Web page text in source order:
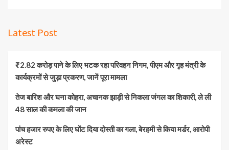
Latest Post
₹2.82 करोड़ पाने के लिए भटक रहा परिवहन निगम, पीएम और गृह मंत्री के
कार्यक्रमों से जुड़ा प्रकरण, जानें पूरा मामला
तेज बारिश और घना कोहरा, अचानक झाड़ी से निकला जंगल का शिकारी, ले ली
48 साल की कमला की जान
पांच हजार रुपए के लिए घोंट दिया दोस्ती का गला, बेरहमी से किया मर्डर, आरोपी
अरेस्ट